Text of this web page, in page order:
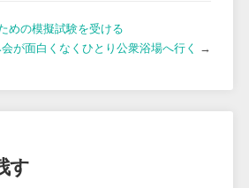
めの模擬試験を受ける
が面白くなくひとり公衆浴場へ行く →
す